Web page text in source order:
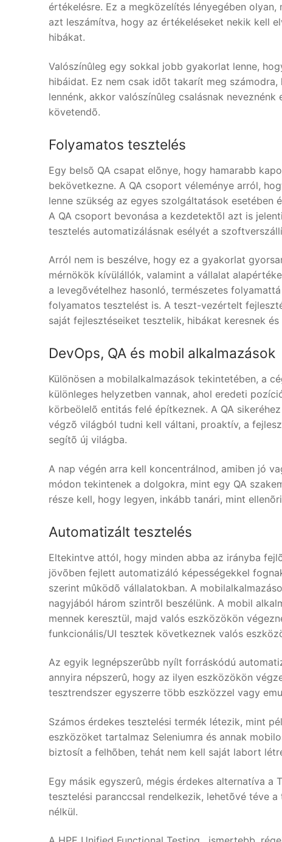
értékelésre. Ez a megközelítés lényegében
azt leszámítva, hogy az értékeléseket nekik kell
hibákat.
Valószínûleg egy sokkal jobb gyakorlat lenne,
hibáidat. Ez nem csak idõt takarít meg
lennénk, akkor valószínûleg csalásnak
követendõ.
Folyamatos tesztelés
Egy belsõ QA csapat elõnye, hogy hamarabb
bekövetkezne. A QA csoport véleménye arról,
lenne szükség az egyes szolgáltatások esetében
A QA csoport bevonása a kezdetektõl azt is
tesztelés automatizálásnak esélyét a
Arról nem is beszélve, hogy ez a gyakorlat
mérnökök kívülállók, valamint a vállalat
a levegõvételhez hasonló, természetes
folyamatos tesztelést is. A teszt-vezértelt
saját fejlesztéseiket tesztelik, hibákat keresnek
DevOps, QA és mobil alkalmazások
Különösen a mobilalkalmazások tekintetében, a
különleges helyzetben vannak, ahol eredeti
körbeölelõ entitás felé építkeznek. A QA
végzõ világból tudni kell váltani, proaktív, a
segítõ új világba.
A nap végén arra kell koncentrálnod, amiben jó
módon tekintenek a dolgokra, mint egy QA
része kell, hogy legyen, inkább tanári, mint
Automatizált tesztelés
Eltekintve attól, hogy minden abba az irányba
jövõben fejlett automatizáló képességekkel
szerint mûködõ vállalatokban. A
nagyjából három szintrõl beszélünk. A mobil
mennek keresztül, majd valós eszközökön
funkcionális/UI tesztek következnek valós
Az egyik legnépszerûbb nyílt forráskódú
annyira népszerû, hogy az ilyen eszközökön
tesztrendszer egyszerre több eszközzel vagy
Számos érdekes tesztelési termék létezik, mint
eszközöket tartalmaz Seleniumra és annak
biztosít a felhõben, tehát nem kell saját labort
Egy másik egyszerû, mégis érdekes alternatíva a
tesztelési paranccsal rendelkezik, lehetõvé téve
nélkül.